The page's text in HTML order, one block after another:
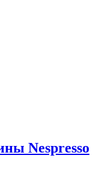
Nespresso